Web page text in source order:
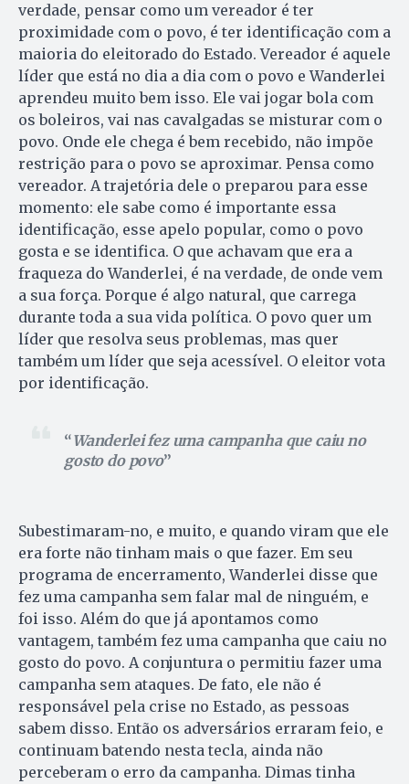
verdade, pensar como um vereador é ter
proximidade com o povo, é ter identificação com a
maioria do eleitorado do Estado. Vereador é aquele
líder que está no dia a dia com o povo e Wanderlei
aprendeu muito bem isso. Ele vai jogar bola com
os boleiros, vai nas cavalgadas se misturar com o
povo. Onde ele chega é bem recebido, não impõe
restrição para o povo se aproximar. Pensa como
vereador. A trajetória dele o preparou para esse
momento: ele sabe como é importante essa
identificação, esse apelo popular, como o povo
gosta e se identifica. O que achavam que era a
fraqueza do Wanderlei, é na verdade, de onde vem
a sua força. Porque é algo natural, que carrega
durante toda a sua vida política. O povo quer um
líder que resolva seus problemas, mas quer
também um líder que seja acessível. O eleitor vota
por identificação.
Wanderlei fez uma campanha que caiu no
gosto do povo
Subestimaram-no, e muito, e quando viram que ele
era forte não tinham mais o que fazer. Em seu
programa de encerramento, Wanderlei disse que
fez uma campanha sem falar mal de ninguém, e
foi isso. Além do que já apontamos como
vantagem, também fez uma campanha que caiu no
gosto do povo. A conjuntura o permitiu fazer uma
campanha sem ataques. De fato, ele não é
responsável pela crise no Estado, as pessoas
sabem disso. Então os adversários erraram feio, e
continuam batendo nesta tecla, ainda não
perceberam o erro da campanha. Dimas tinha